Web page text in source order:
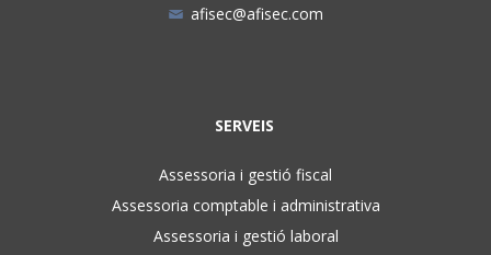
afisec@afisec.com
SERVEIS
Assessoria i gestió fiscal
Assessoria comptable i administrativa
Assessoria i gestió laboral